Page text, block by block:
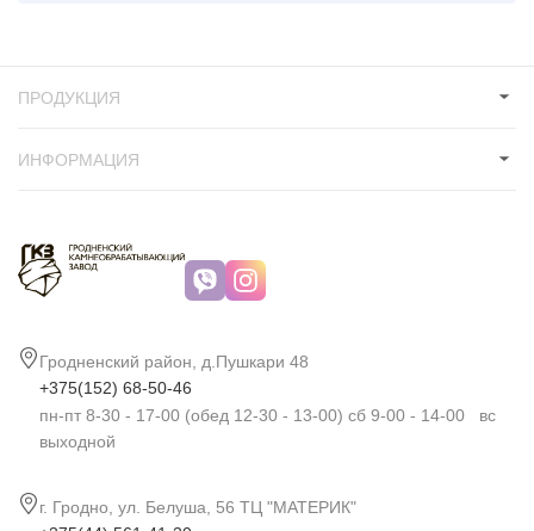
Гродненский район, д.Пушкари 48
+375(152) 68-50-46
пн-пт 8-30 - 17-00 (обед 12-30 - 13-00) сб 9-00 - 14-00 вс
выходной
г. Гродно, ул. Белуша, 56 ТЦ "МАТЕРИК"
ПРОДУКЦИЯ
ИНФОРМАЦИЯ